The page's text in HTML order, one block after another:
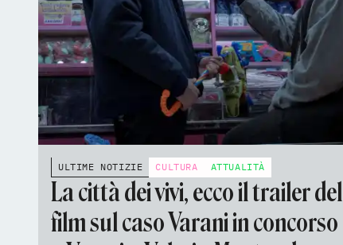
ULTIME NOTIZIE CULTURA ATTUALITÀ
La città dei vivi, ecco il trailer del
film sul caso Varani in concorso